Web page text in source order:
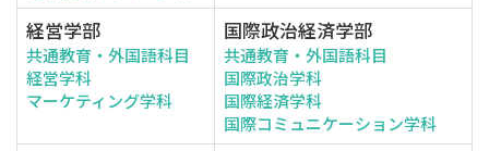
経営学部
共通教育・外国語科目
経営学科
マーケティング学科
国際政治経済学部
共通教育・外国語科目
国際政治学科
国際経済学科
国際コミュニケーション学科